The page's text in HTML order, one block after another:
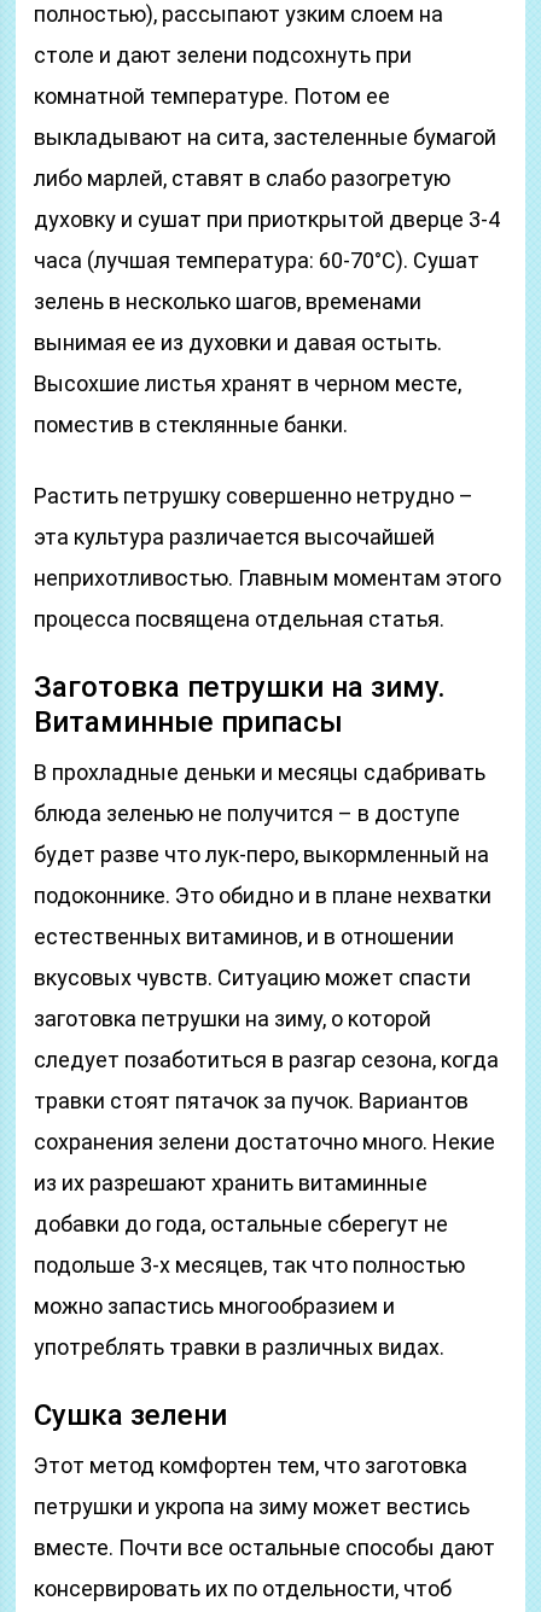
полностью), рассыпают узким слоем на
столе и дают зелени подсохнуть при
комнатной температуре. Потом ее
выкладывают на сита, застеленные бумагой
либо марлей, ставят в слабо разогретую
духовку и сушат при приоткрытой дверце 3-4
часа (лучшая температура: 60-70°С). Сушат
зелень в несколько шагов, временами
вынимая ее из духовки и давая остыть.
Высохшие листья хранят в черном месте,
поместив в стеклянные банки.
Растить петрушку совершенно нетрудно –
эта культура различается высочайшей
неприхотливостью. Главным моментам этого
процесса посвящена отдельная статья.
Заготовка петрушки на зиму.
Витаминные припасы
В прохладные деньки и месяцы сдабривать
блюда зеленью не получится – в доступе
будет разве что лук-перо, выкормленный на
подоконнике. Это обидно и в плане нехватки
естественных витаминов, и в отношении
вкусовых чувств. Ситуацию может спасти
заготовка петрушки на зиму, о которой
следует позаботиться в разгар сезона, когда
травки стоят пятачок за пучок. Вариантов
сохранения зелени достаточно много. Некие
из их разрешают хранить витаминные
добавки до года, остальные сберегут не
подольше 3-х месяцев, так что полностью
можно запастись многообразием и
употреблять травки в различных видах.
Сушка зелени
Этот метод комфортен тем, что заготовка
петрушки и укропа на зиму может вестись
вместе. Почти все остальные способы дают
консервировать их по отдельности, чтоб